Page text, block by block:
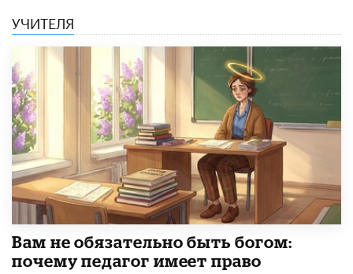
УЧИТЕЛЯ
​Вам не обязательно быть богом:
почему педагог имеет право